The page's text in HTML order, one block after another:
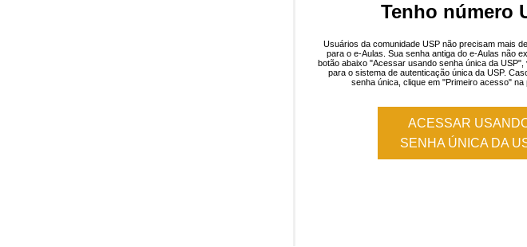
Tenho número
Usuários da comunidade USP não precisam mais
para o e-Aulas. Sua senha antiga do e-Aulas não
botão abaixo "Acessar usando senha única da
para o sistema de autenticação única da USP.
senha única, clique em "Primeiro acesso" na
ACESSAR
SENHA ÚNICA DA